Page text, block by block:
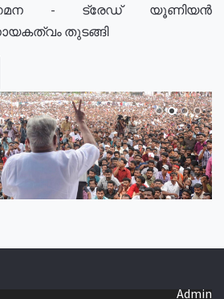
- ട്രേഡ് യൂണിയൻ
തുടങ്ങി
Admin